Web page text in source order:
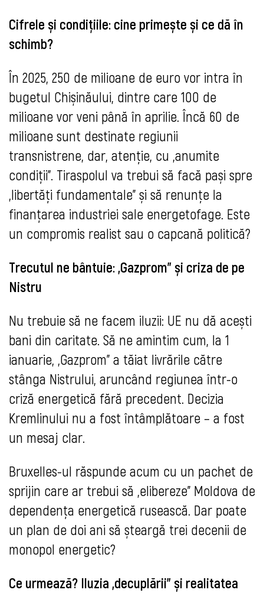
Cifrele și condițiile: cine primește și ce dă în
schimb?
În 2025, 250 de milioane de euro vor intra în
bugetul Chișinăului, dintre care 100 de
milioane vor veni până în aprilie. Încă 60 de
milioane sunt destinate regiunii
transnistrene, dar, atenție, cu „anumite
condiții”. Tiraspolul va trebui să facă pași spre
„libertăți fundamentale” și să renunțe la
finanțarea industriei sale energetofage. Este
un compromis realist sau o capcană politică?
Trecutul ne bântuie: „Gazprom” și criza de pe
Nistru
Nu trebuie să ne facem iluzii: UE nu dă acești
bani din caritate. Să ne amintim cum, la 1
ianuarie, „Gazprom” a tăiat livrările către
stânga Nistrului, aruncând regiunea într-o
criză energetică fără precedent. Decizia
Kremlinului nu a fost întâmplătoare – a fost
un mesaj clar.
Bruxelles-ul răspunde acum cu un pachet de
sprijin care ar trebui să „elibereze” Moldova de
dependența energetică rusească. Dar poate
un plan de doi ani să șteargă trei decenii de
monopol energetic?
Ce urmează? Iluzia „decuplării” și realitatea